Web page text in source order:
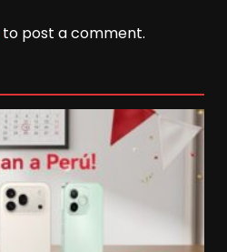
to post a comment.